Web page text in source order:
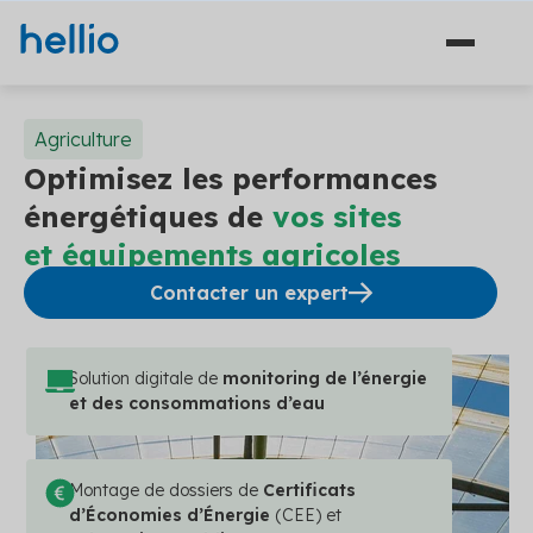
Solutions
Ingénierie
Énergie
Travaux
Solutions financement (5)
Secteurs
Copropriété
Découvrez Hellio
Apprenez-en davantage sur notre équipe et ce qui
nous anime
Aides et financements
Actualités
Les dernières actualités concernant la maîtrise de
l'énergie
Carrières
Agriculture
Optimisez les performances
énergétiques de vos sites
et équipements agricoles
Contacter un expert
Solution digitale de monitoring de l’énergie
et des consommations d’eau
Montage de dossiers de Certificats
d’Économies d’Énergie (CEE) et